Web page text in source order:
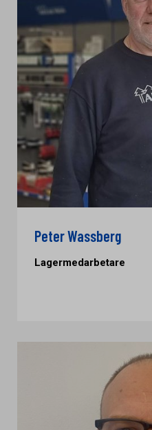
Peter Wassberg
Lagermedarbetare